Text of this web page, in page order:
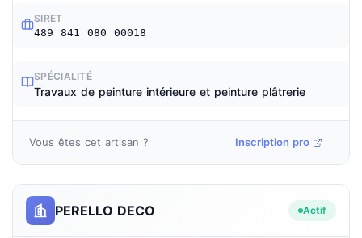
SIRET
489 841 080 00018
SPÉCIALITÉ
Travaux de peinture intérieure et peinture plâtrerie
Vous êtes cet artisan ? Inscription pro
PERELLO DECO Actif